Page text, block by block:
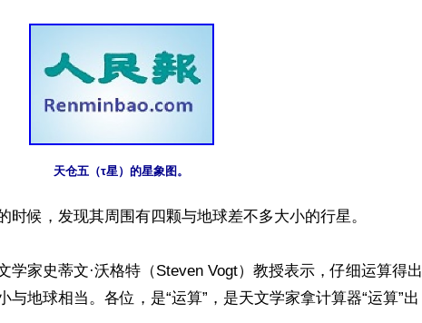
天仓五（τ星）的星象图。
时候，发现其周围有四颗与地球差不多大小的行星。
学家史蒂文·沃格特（Steven Vogt）教授表示，仔细运算得出
与地球相当。各位，是“运算”，是天文学家拿计算器“运算”出